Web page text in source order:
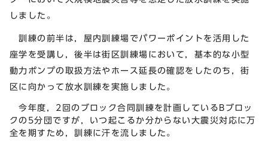
しました。
訓練の前半は，屋内訓練場でパワーポイントを活用した
座学を受講し，後半は街区訓練場において，基本的な小型
動力ポンプの取扱方法やホース延長の確認をしたのち，街
区に向かって放水訓練を実施しました。
今年度，2回のブロック合同訓練を計画しているBブロッ
クの5分団ですが，いつ起こるか分からない大震災対応に万
全を期すため，訓練に汗を流しました。